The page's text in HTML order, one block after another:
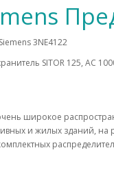
3NE4122
SITOR 125, AC
широкое
и жилых зданий,